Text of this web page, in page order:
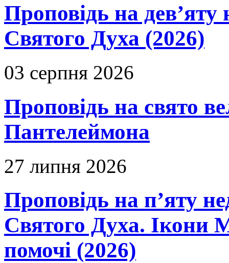
Проповідь на дев’яту
Святого Духа (2026)
03 серпня 2026
Проповідь на свято
Пантелеймона
27 липня 2026
Проповідь на п’яту
Святого Духа. Ікони
помочі (2026)